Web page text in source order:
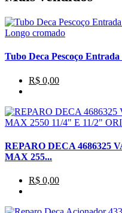
Tubo Deca Pescoço
R$ 0,00
REPARO DECA 4686325
MAX 255...
R$ 0,00